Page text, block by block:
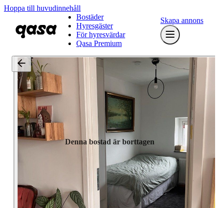
Hoppa till huvudinnehåll
Bostäder
Hyresgäster
För hyresvärdar
Qasa Premium
Skapa annons
Denna bostad är borttagen